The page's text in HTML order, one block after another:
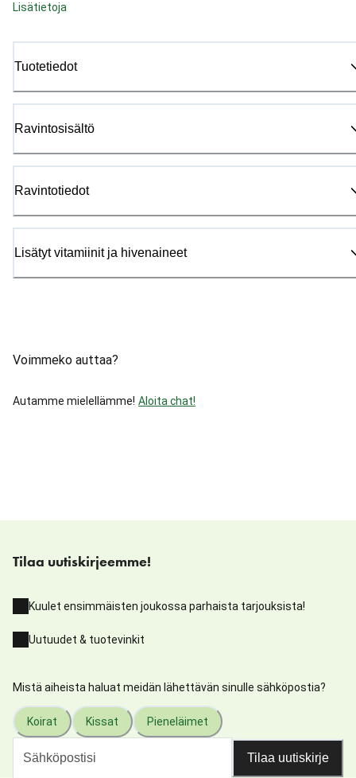
Lisätietoja
Tuotetiedot
Ravintosisältö
Ravintotiedot
Lisätyt vitamiinit ja hivenaineet
Voimmeko auttaa?
Autamme mielellämme! Aloita chat!
Tilaa uutiskirjeemme!
Kuulet ensimmäisten joukossa parhaista tarjouksista!
Uutuudet & tuotevinkit
Mistä aiheista haluat meidän lähettävän sinulle sähköpostia?
Koirat Kissat Pieneläimet
Tilaa uutiskirje